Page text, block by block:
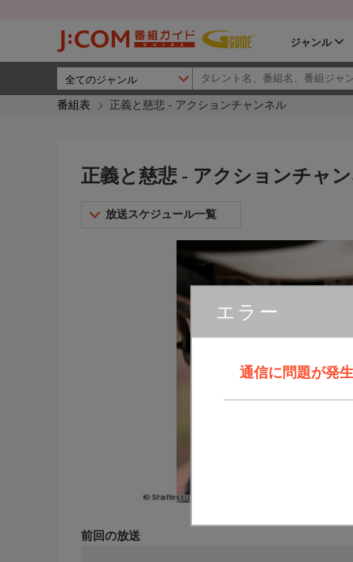
ジャンル
番組表 正義と慈悲 - アクションチャンネル
エラー
通信に問題が発
正義と慈悲 - アクションチャ
放送スケジュール一覧
前回の放送